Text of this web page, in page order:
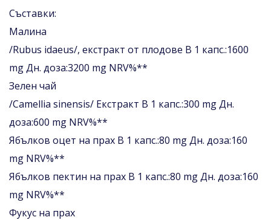
Съставки:
Малина
/Rubus idaeus/, екстракт от плодове В 1 капс.:1600
mg Дн. доза:3200 mg NRV%**
Зелен чай
/Camellia sinensis/ Екстракт В 1 капс.:300 mg Дн.
доза:600 mg NRV%**
Ябълков оцет на прах В 1 капс.:80 mg Дн. доза:160
mg NRV%**
Ябълков пектин на прах В 1 капс.:80 mg Дн. доза:160
mg NRV%**
Фукус на прах